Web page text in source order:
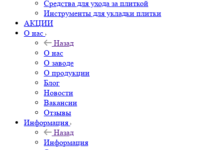
Средства для ухода за плиткой
Инструменты для укладки плитки
АКЦИИ
О нас
Назад
О нас
О заводе
О продукции
Блог
Новости
Вакансии
Отзывы
Информация
Назад
Информация